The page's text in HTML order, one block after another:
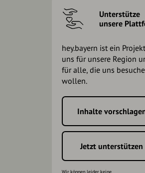
Unterstütze
unsere
hey.bayern ist ein
uns für unsere Region
für alle, die uns
wollen.
Inhalte
Jetzt unterstützen